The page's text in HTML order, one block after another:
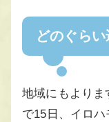
どのぐら
地域にもよりま
で15日、イロ